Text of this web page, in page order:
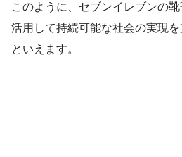
このように、セブンイレブンの
活用して持続可能な社会の実現
といえます。